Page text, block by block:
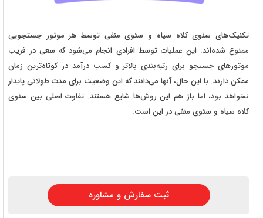
تکنیک‌های سئوی کلاه سیاه و سئوی منفی توسط هر موتور جستجویی
ممنوع شده‌اند. این عملیات توسط افرادی انجام می‌شود که سعی در فریب
موتورهای جستجو برای رتبه‌بندی بالاتر و کسب درآمد در کوتاه‌ترین زمان
ممکن دارند. با این حال، آنها می‌دانند که این وضعیت برای مدت طولانی پایدار
نخواهد بود، اما باز هم این روش‌ها شایع هستند. تفاوت اصلی بین سئوی
کلاه سیاه و سئوی منفی در این است.
ثبت سفارش و مشاوره